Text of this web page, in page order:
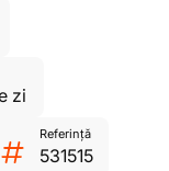
zi
Referință
531515